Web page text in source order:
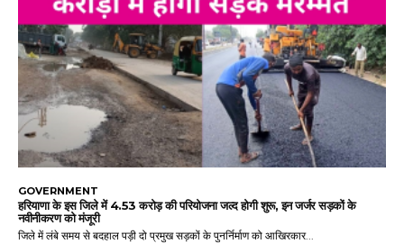
GOVERNMENT
हरियाणा के इस जिले में 4.53 करोड़ की परियोजना जल्द होगी शुरू, इन जर्जर सड़कों के
नवीनीकरण को मंजूरी
जिले में लंबे समय से बदहाल पड़ी दो प्रमुख सड़कों के पुनर्निर्माण को आखिरकार...